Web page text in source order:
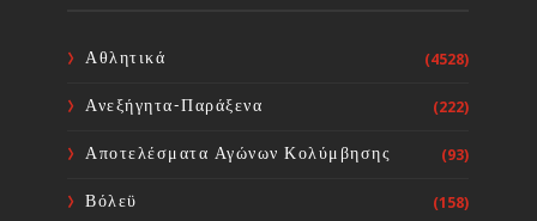
Διρφύων-Μεσσαπίων με τη ΜΚΟ
διαχείριση των αδέσποτων ζώων
Αθλητικά (4528)
Ανεξήγητα-Παράξενα (222)
Αποτελέσματα Αγώνων Κολύμβησης (93)
Βόλεϋ (158)